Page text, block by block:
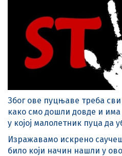
Због ове пуцњаве треба
како смо дошли довде и
у којој малолетник пуца да
Изражавамо искрено
било који начин нашли у